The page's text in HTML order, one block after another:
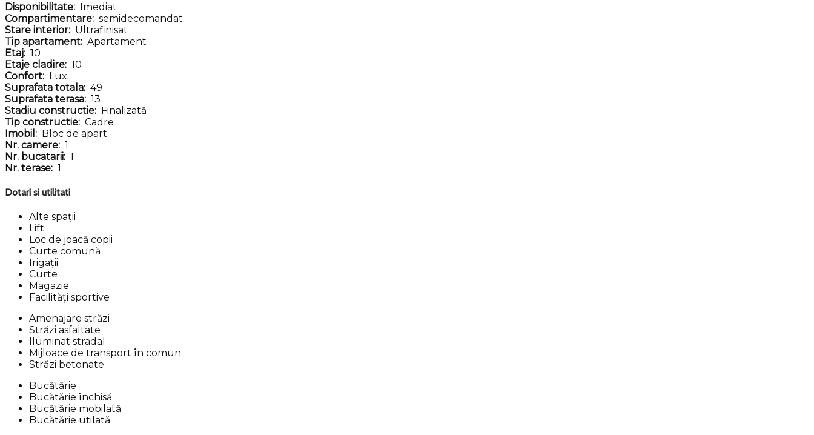
Disponibilitate: Imediat
Compartimentare: semidecomandat
Stare interior: Ultrafinisat
Tip apartament: Apartament
Etaj: 10
Etaje cladire: 10
Confort: Lux
Suprafata totala: 49
Suprafata terasa: 13
Stadiu constructie: Finalizată
Tip constructie: Cadre
Imobil: Bloc de apart.
Nr. camere: 1
Nr. bucatarii: 1
Nr. terase: 1
Dotari si utilitati
Alte spații
Lift
Loc de joacă copii
Curte comună
Irigații
Curte
Magazie
Facilități sportive
Amenajare străzi
Străzi asfaltate
Iluminat stradal
Mijloace de transport în comun
Străzi betonate
Bucătărie
Bucătărie închisă
Bucătărie mobilată
Bucătărie utilată